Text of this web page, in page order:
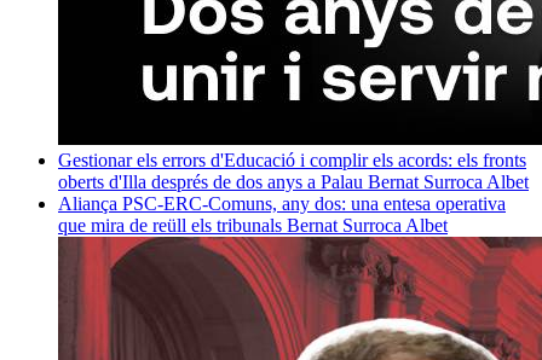
Gestionar els errors d'Educació i complir els acords: els fronts
oberts d'Illa després de dos anys a Palau Bernat Surroca Albet
Aliança PSC-ERC-Comuns, any dos: una entesa operativa
que mira de reüll els tribunals Bernat Surroca Albet